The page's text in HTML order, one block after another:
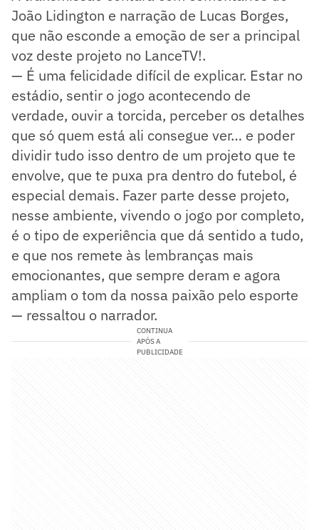
João Lidington e narração de Lucas Borges,
que não esconde a emoção de ser a principal
voz deste projeto no LanceTV!.
— É uma felicidade difícil de explicar. Estar no
estádio, sentir o jogo acontecendo de
verdade, ouvir a torcida, perceber os detalhes
que só quem está ali consegue ver… e poder
dividir tudo isso dentro de um projeto que te
envolve, que te puxa pra dentro do futebol, é
especial demais. Fazer parte desse projeto,
nesse ambiente, vivendo o jogo por completo,
é o tipo de experiência que dá sentido a tudo,
e que nos remete às lembranças mais
emocionantes, que sempre deram e agora
ampliam o tom da nossa paixão pelo esporte
— ressaltou o narrador.
CONTINUA
APÓS A
PUBLICIDADE